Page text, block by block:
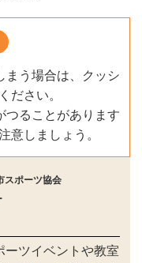
まう場合は、クッシ
ださい。
ることがあります
意しましょう。
スポーツ協会
ーツイベントや教室